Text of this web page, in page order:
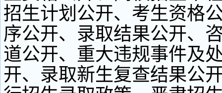
招生计划公开、考生资格
序公开、录取结果公开、
道公开、重大违规事件及
开、录取新生复查结果公